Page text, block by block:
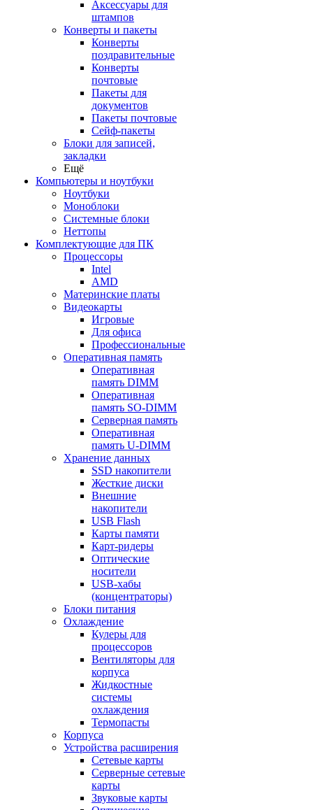
Аксессуары для
штампов
Конверты и пакеты
Конверты
поздравительные
Конверты
почтовые
Пакеты для
документов
Пакеты почтовые
Сейф-пакеты
Блоки для записей,
закладки
Ещё
Компьютеры и ноутбуки
Ноутбуки
Моноблоки
Системные блоки
Неттопы
Комплектующие для ПК
Процессоры
Intel
AMD
Материнские платы
Видеокарты
Игровые
Для офиса
Профессиональные
Оперативная память
Оперативная
память DIMM
Оперативная
память SO-DIMM
Серверная память
Оперативная
память U-DIMM
Хранение данных
SSD накопители
Жесткие диски
Внешние
накопители
USB Flash
Карты памяти
Карт-ридеры
Оптические
носители
USB-хабы
(концентраторы)
Блоки питания
Охлаждение
Кулеры для
процессоров
Вентиляторы для
корпуса
Жидкостные
системы
охлаждения
Термопасты
Корпуса
Устройства расширения
Сетевые карты
Серверные сетевые
карты
Звуковые карты